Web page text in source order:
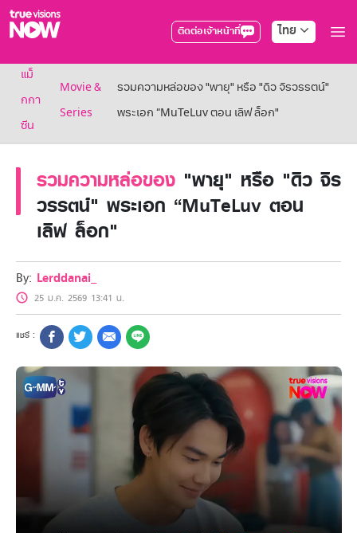
ติดต่อเจ้าหน้าที่ ไทย
True AF2026
แพ็กเกจ
NOW SPORTS
แพ็กเกจทรูวิชันส์นาวทั้งหมด
เคเบิลและจานดาวเทียม
สิทธิพิเศษ
สิทธิพิเศษลูกค้าทรูวิชั่นส์
Showtime
HoReCa
แพ็กเกจสำหรับผู้ประกอบการ
หาร้านร่วมรายการ
FAQs
แม็
กกา
ซีน
Movie &
Series
รวมความหล่อของ "พายุ" หรือ "ดิว จิรวรรตน์"
พระเอก “MuTeLuv ตอน เลิฟ ล็อก"
รวมความหล่อของ "พายุ" หรือ "ดิว จิร
วรรตน์" พระเอก “MuTeLuv ตอน
เลิฟ ล็อก"
By: Lerddanai_
25 ม.ค. 2569 13:41 น.